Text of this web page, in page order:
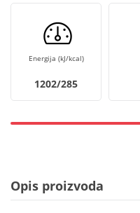
Energija (kJ/kcal)
1202/285
Opis proizvoda